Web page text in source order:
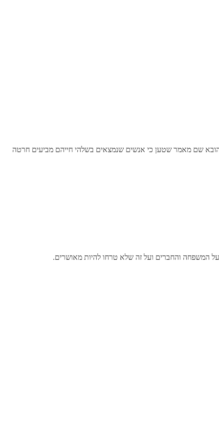
שם מאמר שטען כי אנשים שנמצאים בשלהי חייהם מביעים חרטה
המשפחה והחברים ועל זה שלא טרחו להיות מאושרים.